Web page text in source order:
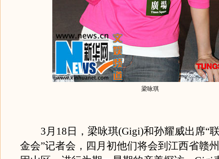
梁咏琪
3月18日，梁咏琪(Gigi)和孙耀威出席“
金会”记者会，四月初他们将会到江西省赣